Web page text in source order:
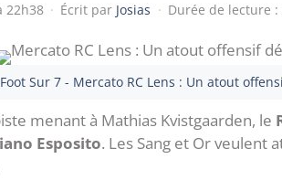
22h38 · Écrit par Josias · Durée de lecture
Sur 7 - Mercato RC Lens : Un atout
menant à Mathias Kvistgaarden, le
Esposito. Les Sang et Or veulent